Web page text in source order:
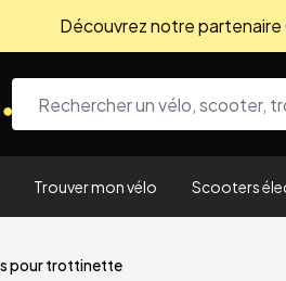
Découvrez notre partenaire
Trouver mon vélo Scooters
pour trottinette